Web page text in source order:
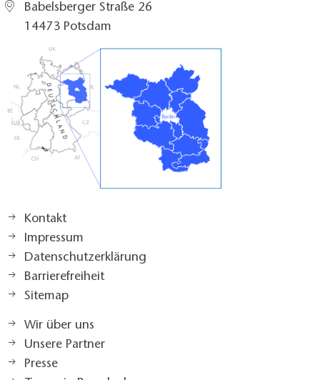
Babelsberger Straße 26
14473 Potsdam
Kontakt
Impressum
Datenschutzerklärung
Barrierefreiheit
Sitemap
Wir über uns
Unsere Partner
Presse